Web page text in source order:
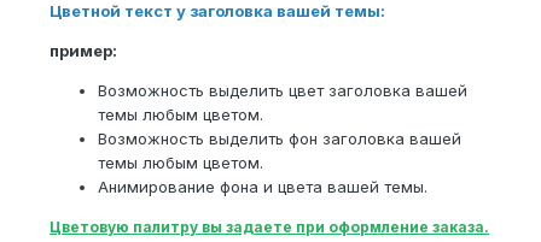
Цветной текст у заголовка вашей темы:
пример:
Возможность выделить цвет заголовка вашей
темы любым цветом.
Возможность выделить фон заголовка вашей
темы любым цветом.
Анимирование фона и цвета вашей темы.
Цветовую палитру вы задаете при оформление заказа.